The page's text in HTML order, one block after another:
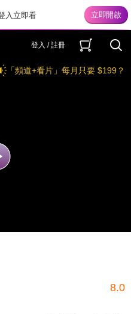
入立即看
登入 / 註冊
「頻道+看片」每月只要 $199？
8.0